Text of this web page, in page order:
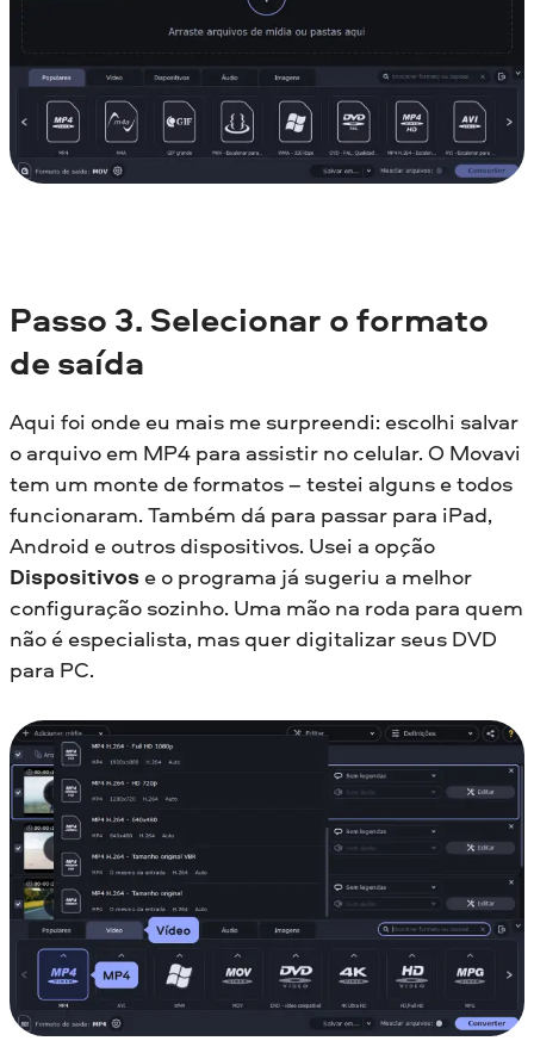
Passo 3. Selecionar o formato
de saída
Aqui foi onde eu mais me surpreendi: escolhi salvar
o arquivo em MP4 para assistir no celular. O Movavi
tem um monte de formatos – testei alguns e todos
funcionaram. Também dá para passar para iPad,
Android e outros dispositivos. Usei a opção
Dispositivos e o programa já sugeriu a melhor
configuração sozinho. Uma mão na roda para quem
não é especialista, mas quer digitalizar seus DVD
para PC.